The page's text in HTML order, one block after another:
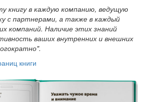
книгу в каждую компанию, ведущую
с партнерами, а также в каждый
компаний. Наличие этих знаний
ваших внутренних и внешних
книги